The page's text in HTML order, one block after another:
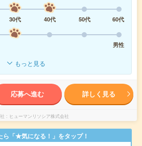
30代 40代 50代
60代
男性
もっと見る
応募へ進む 詳しく見る
ヒューマンリソシア株式会社
ら「★気になる！」をタップ！